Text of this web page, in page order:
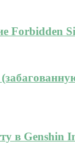
Forbidden
в Genshin